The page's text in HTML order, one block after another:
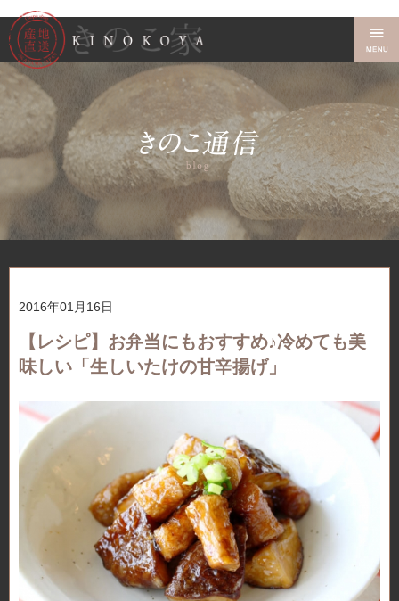
2016年01月16日
【レシピ】お弁当にもおすすめ♪冷めても美
味しい「生しいたけの甘辛揚げ」